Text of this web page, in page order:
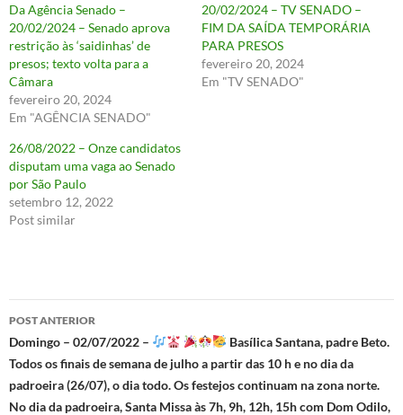
Da Agência Senado –
20/02/2024 – Senado aprova
restrição às ‘saidinhas’ de
presos; texto volta para a
Câmara
fevereiro 20, 2024
Em "AGÊNCIA SENADO"
20/02/2024 – TV SENADO –
FIM DA SAÍDA TEMPORÁRIA
PARA PRESOS
fevereiro 20, 2024
Em "TV SENADO"
26/08/2022 – Onze candidatos
disputam uma vaga ao Senado
por São Paulo
setembro 12, 2022
Post similar
Navegação
de
posts
POST ANTERIOR
Domingo – 02/07/2022 –
Basílica Santana, padre Beto.
Todos os finais de semana de julho a partir das 10 h e no dia da
padroeira (26/07), o dia todo. Os festejos continuam na zona norte.
No dia da padroeira, Santa Missa às 7h, 9h, 12h, 15h com Dom Odilo,